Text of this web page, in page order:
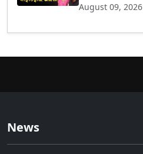
August 09, 2026
News